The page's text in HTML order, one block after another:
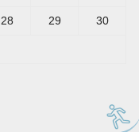
28 29 30